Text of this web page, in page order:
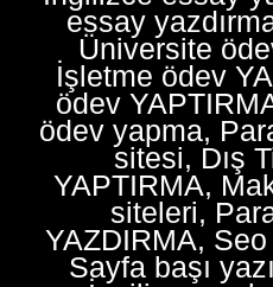
essay
Üniversite
İşletme ödev
ödev
ödev yapma,
sitesi, Dış
YAPTIRMA,
siteleri,
YAZDIRMA,
Sayfa başı